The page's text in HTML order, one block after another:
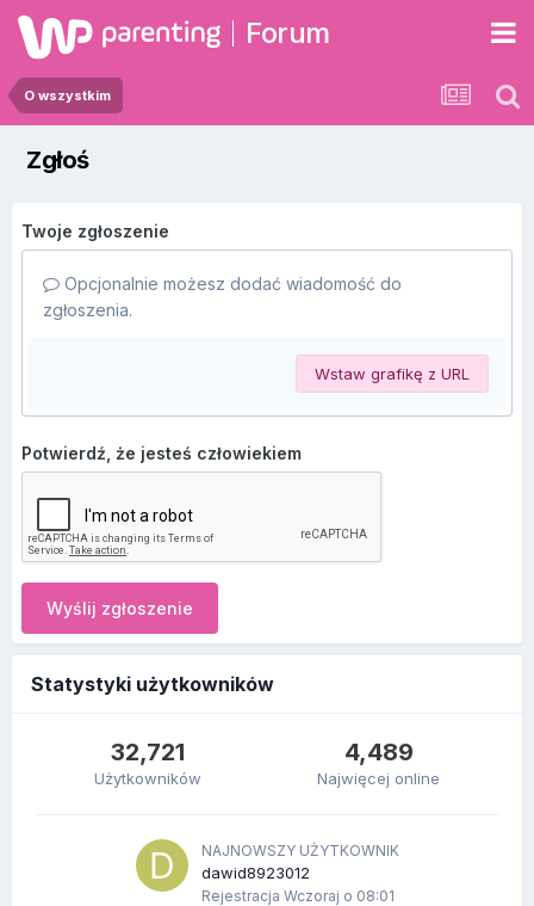
Forum
O wszystkim
Zgłoś
Twoje zgłoszenie
Opcjonalnie możesz dodać wiadomość do
zgłoszenia.
Wstaw grafikę z URL
Potwierdź, że jesteś człowiekiem
Wyślij zgłoszenie
Statystyki użytkowników
32,721
Użytkowników
4,489
Najwięcej online
NAJNOWSZY UŻYTKOWNIK
dawid8923012
Rejestracja Wczoraj o 08:01